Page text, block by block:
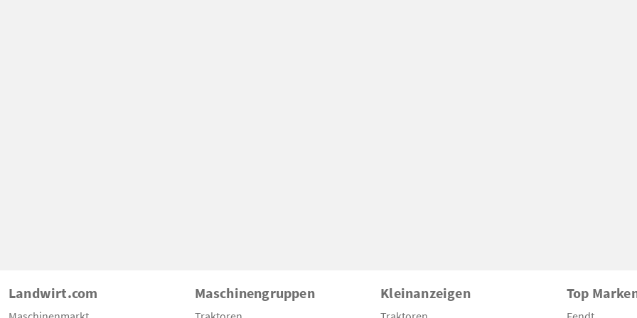
Landwirt.com Maschinengruppen Kleinanzeigen Top